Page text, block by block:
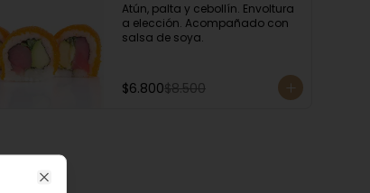
Atún, palta y cebollín. Envoltura
a elección. Acompañado con
salsa de soya.
$6.800$8.500